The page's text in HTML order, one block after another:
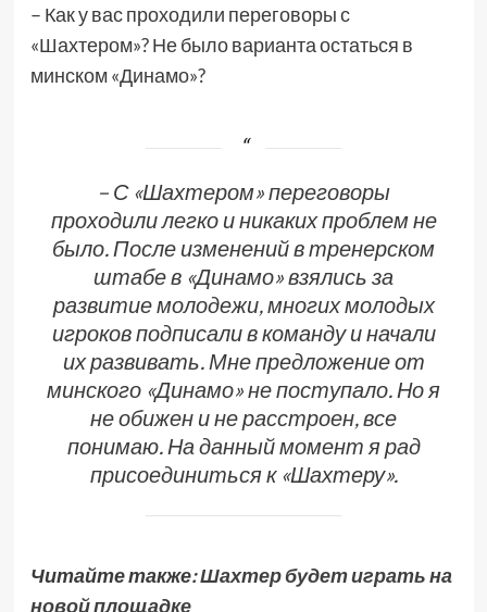
– Как у вас проходили переговоры с
«Шахтером»? Не было варианта остаться в
минском «Динамо»?
– С «Шахтером» переговоры
проходили легко и никаких проблем не
было. После изменений в тренерском
штабе в «Динамо» взялись за
развитие молодежи, многих молодых
игроков подписали в команду и начали
их развивать. Мне предложение от
минского «Динамо» не поступало. Но я
не обижен и не расстроен, все
понимаю. На данный момент я рад
присоединиться к «Шахтеру».
Читайте также:Шахтер будет играть на
новой площадке